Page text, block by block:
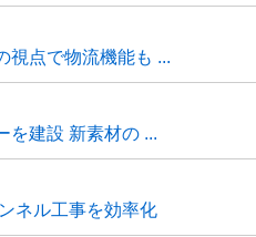
視点で物流機能も ...
を建設 新素材の ...
ネル工事を効率化